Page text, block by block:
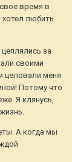
время в
хотел любить
за
своими
целовали меня
Потому что
Я клянусь,
А когда мы